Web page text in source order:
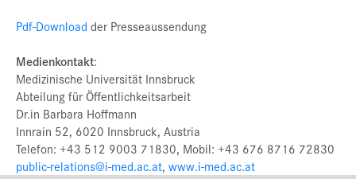
Pdf-Download der Presseaussendung
Medienkontakt:
Medizinische Universität Innsbruck
Abteilung für Öffentlichkeitsarbeit
Dr.in Barbara Hoffmann
Innrain 52, 6020 Innsbruck, Austria
Telefon: +43 512 9003 71830, Mobil: +43 676 8716 72830
public-relations@i-med.ac.at, www.i-med.ac.at